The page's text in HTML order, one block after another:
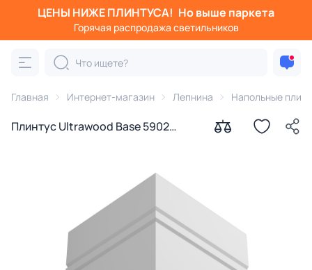
ЦЕНЫ НИЖЕ ПЛИНТУСА! Но выше паркета
Горячая распродажа светильников
Главная Интернет-магазин Лепнина Напольные
Плинтус Ultrawood Base 5902